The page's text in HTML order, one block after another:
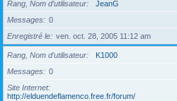
Rang, Nom d’utilisateur
JeanG
Messages
0
Enregistré le
ven. oct. 28, 2005 11:12 am
Rang, Nom d’utilisateur
K1000
Messages
0
Site Internet
http://elduendeflamenco.free.fr/forum/